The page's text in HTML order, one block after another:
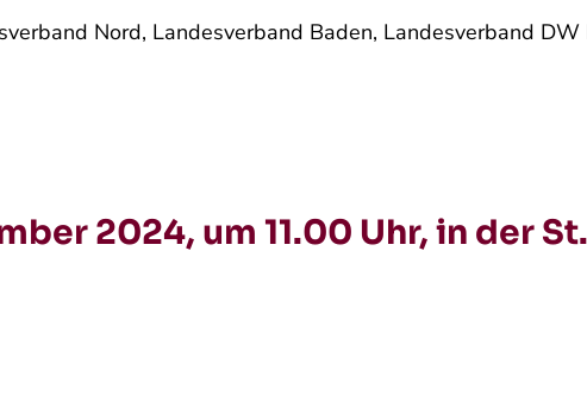
Nord, Landesverband Baden, Landesverband
2024, um 11.00 Uhr, in der